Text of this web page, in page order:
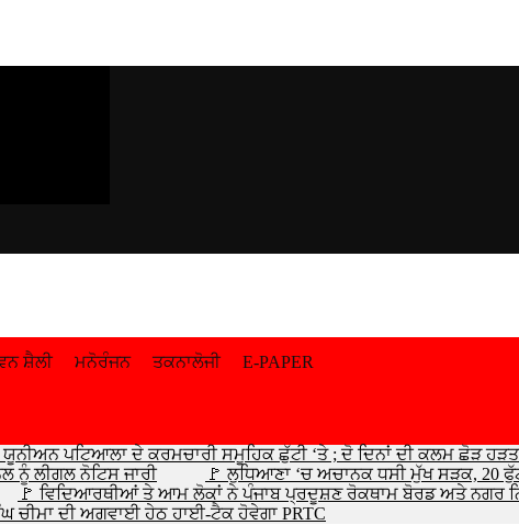
ਸ਼ੈਲੀ ਮਨੋਰੰਜਨ ਤਕਨਾਲੋਜੀ E-PAPER
ਪਟਿਆਲਾ ਦੇ ਕਰਮਚਾਰੀ ਸਮੂਹਿਕ ਛੁੱਟੀ ‘ਤੇ ; ਦੋ ਦਿਨਾਂ ਦੀ ਕਲਮ ਛੋੜ
ਨੂੰ ਲੀਗਲ ਨੋਟਿਸ ਜਾਰੀ
🚩 ਲੁਧਿਆਣਾ ‘ਚ ਅਚਾਨਕ ਧਸੀ ਮੁੱਖ ਸੜਕ, 20
🚩 ਵਿਦਿਆਰਥੀਆਂ ਤੇ ਆਮ ਲੋਕਾਂ ਨੇ ਪੰਜਾਬ ਪ੍ਰਦੂਸ਼ਣ ਰੋਕਥਾਮ ਬੋਰਡ ਅਤੇ ਨਗਰ
ਚੀਮਾ ਦੀ ਅਗਵਾਈ ਹੇਠ ਹਾਈ-ਟੈਕ ਹੋਵੇਗਾ PRTC